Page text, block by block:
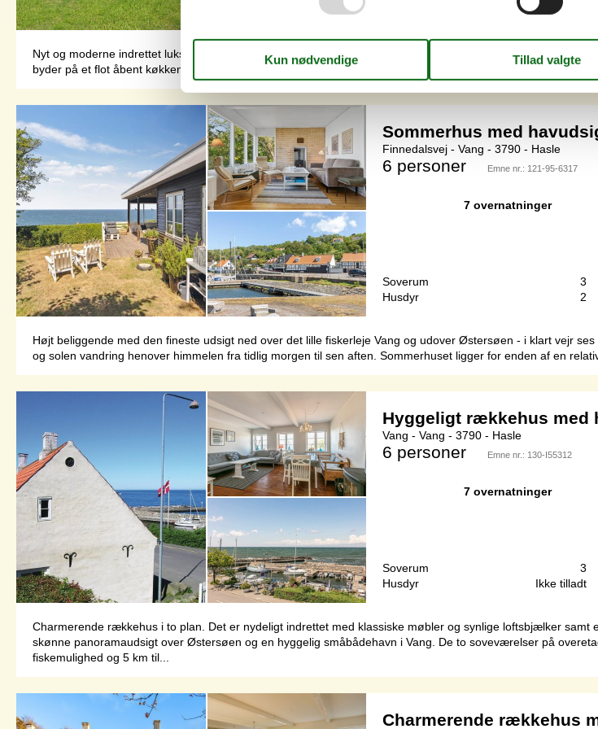
Nyt og moderne indrettet luksusferiehus med delvis havudsigt beliggende i det attraktive Vang med skøn
byder på et flot åbent køkken med alle moderne faciliteter, og hvor tilberedning af feriemåltiderne er nemt
Sommerhus med
Finnedalsvej - Vang - 3790 - Hasle
6 personer Emne nr.: 121-95-6317
7 overnatninger
Soverum
3
Husdyr
2
Højt beliggende med den fineste udsigt ned over det lille fiskerleje Vang og udover Østersøen - i klart vejr
og solen vandring henover himmelen fra tidlig morgen til sen aften. Sommerhuset ligger for enden af en
Hyggeligt rækkehus med
Vang - Vang - 3790 - Hasle
6 personer Emne nr.: 130-I55312
7 overnatninger
Soverum
3
Husdyr
Ikke tilladt
Charmerende rækkehus i to plan. Det er nydeligt indrettet med klassiske møbler og synlige loftsbjælker
skønne panoramaudsigt over Østersøen og en hyggelig småbådehavn i Vang. De to soveværelser på
fiskemulighed og 5 km til...
Charmerende rækkehus